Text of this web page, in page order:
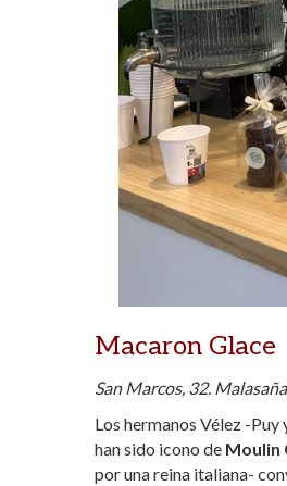
Macaron Glace
San Marcos, 32.
Los hermanos Vélez -
han sido icono de Moulin
por una reina italiana-